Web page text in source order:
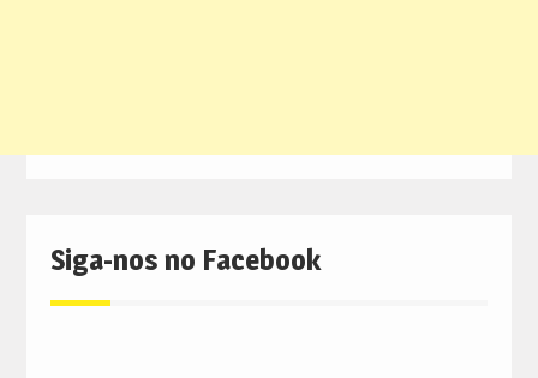
Siga-nos no Facebook